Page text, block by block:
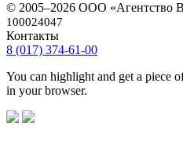
© 2005–2026 ООО «Агентство
100024047
Контакты
8 (017) 374-61-00
You can highlight and get a piece
in your browser.